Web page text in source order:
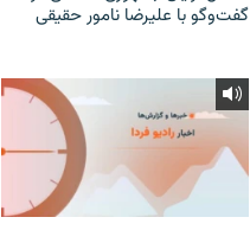
گفت‌وگو با علیرضا نامور حقیقی